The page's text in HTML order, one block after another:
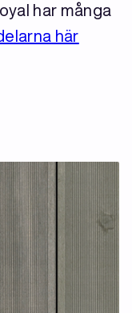
har många
här